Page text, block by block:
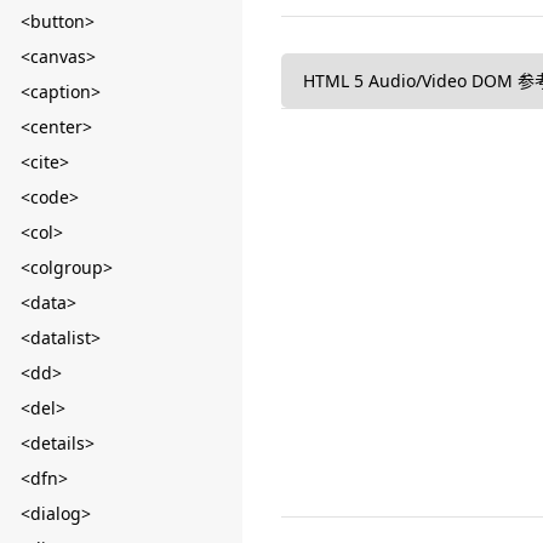
<button>
<canvas>
<caption>
<center>
<cite>
<code>
<col>
<colgroup>
<data>
<datalist>
<dd>
<del>
<details>
<dfn>
<dialog>
HTML 5 Audio/Video DOM 参